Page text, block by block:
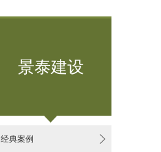
景泰建设
经典案例 